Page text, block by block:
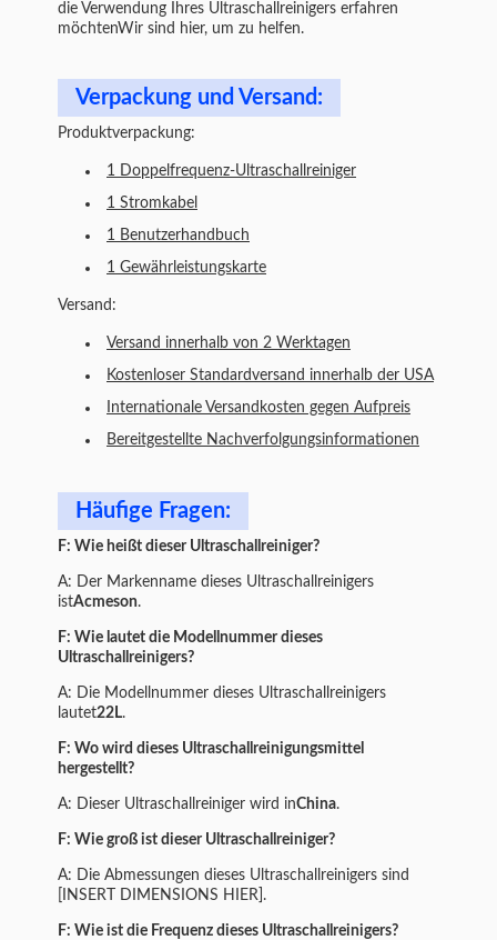
die Verwendung Ihres Ultraschallreinigers erfahren
möchtenWir sind hier, um zu helfen.
Verpackung und Versand:
Produktverpackung:
1 Doppelfrequenz-Ultraschallreiniger
1 Stromkabel
1 Benutzerhandbuch
1 Gewährleistungskarte
Versand:
Versand innerhalb von 2 Werktagen
Kostenloser Standardversand innerhalb der USA
Internationale Versandkosten gegen Aufpreis
Bereitgestellte Nachverfolgungsinformationen
Häufige Fragen:
F: Wie heißt dieser Ultraschallreiniger?
A: Der Markenname dieses Ultraschallreinigers
istAcmeson.
F: Wie lautet die Modellnummer dieses
Ultraschallreinigers?
A: Die Modellnummer dieses Ultraschallreinigers
lautet22L.
F: Wo wird dieses Ultraschallreinigungsmittel
hergestellt?
A: Dieser Ultraschallreiniger wird inChina.
F: Wie groß ist dieser Ultraschallreiniger?
A: Die Abmessungen dieses Ultraschallreinigers sind
[INSERT DIMENSIONS HIER].
F: Wie ist die Frequenz dieses Ultraschallreinigers?